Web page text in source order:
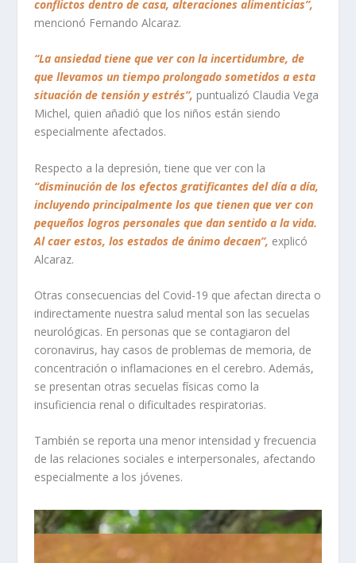
conflictos dentro de casa, alteraciones alimenticias”,
mencionó Fernando Alcaraz.
“La ansiedad tiene que ver con la incertidumbre, de
que llevamos un tiempo prolongado sometidos a esta
situación de tensión y estrés”, puntualizó Claudia Vega
Michel, quien añadió que los niños están siendo
especialmente afectados.
Respecto a la depresión, tiene que ver con la
“disminución de los efectos gratificantes del día a día,
incluyendo principalmente los que tienen que ver con
pequeños logros personales que dan sentido a la vida.
Al caer estos, los estados de ánimo decaen”, explicó
Alcaraz.
Otras consecuencias del Covid-19 que afectan directa o
indirectamente nuestra salud mental son las secuelas
neurológicas. En personas que se contagiaron del
coronavirus, hay casos de problemas de memoria, de
concentración o inflamaciones en el cerebro. Además,
se presentan otras secuelas físicas como la
insuficiencia renal o dificultades respiratorias.
También se reporta una menor intensidad y frecuencia
de las relaciones sociales e interpersonales, afectando
especialmente a los jóvenes.